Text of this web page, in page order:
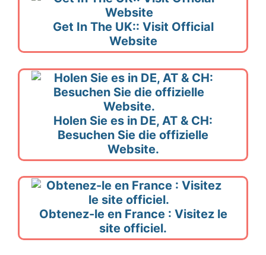
Get In The UK:: Visit Official
Website
Holen Sie es in DE, AT & CH:
Besuchen Sie die offizielle
Website.
Obtenez-le en France : Visitez le
site officiel.